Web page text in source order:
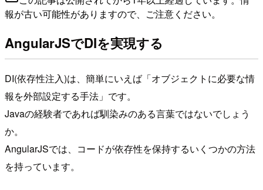
報が古い可能性がありますので、ご注意ください。
AngularJSでDIを実現する
DI(依存性注入)は、簡単にいえば「オブジェクトに必要な情
報を外部設定する手法」です。
Javaの経験者であれば馴染みのある言葉ではないでしょう
か。
AngularJSでは、コードが依存性を保持するいくつかの方法
を持っています。